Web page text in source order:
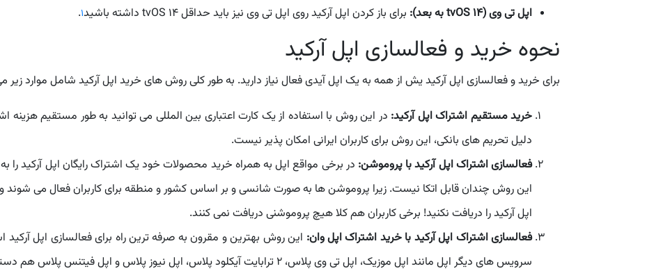
اپل تی وی (tvOS 14 به بعد):
برای باز کردن اپل آرکید روی اپل تی وی نیز باید حداقل tvOS 14 داشته باشید 1
.
نحوه خرید و فعالسازی اپل آرکید
برای خرید و فعالسازی اپل آرکید یش از همه به یک اپل آیدی فعال نیاز دارید. به طور کلی روش های خرید اپل آرکید شامل موارد زیر
خرید مستقیم اشتراک اپل آرکید: در این روش با استفاده از یک کارت اعتباری بین المللی می توانید به طور مستقیم هزینه
دلیل تحریم های بانکی، این روش برای کاربران ایرانی امکان پذیر نیست.
فعالسازی اشتراک اپل آرکید با پروموشن: در برخی مواقع اپل به همراه خرید محصولات خود یک اشتراک رایگان اپل آرکید را
این روش چندان قابل اتکا نیست. زیرا پروموشن ها به صورت شانسی و بر اساس کشور و منطقه برای کاربران فعال می
اپل آرکید را دریافت نکنید! برخی کاربران هم کلا هیچ پروموشنی دریافت نمی کنند.
فعالسازی اشتراک اپل آرکید با خرید اشتراک اپل وان: این روش بهترین و مقرون به صرفه ترین راه برای فعالسازی اپل
سرویس های دیگر اپل مانند اپل موزیک، اپل تی وی پلاس، 2 ترابایت آیکلود پلاس، اپل نیوز پلاس و اپل فیتنس پلاس هم دسترسی خواهید داشت.